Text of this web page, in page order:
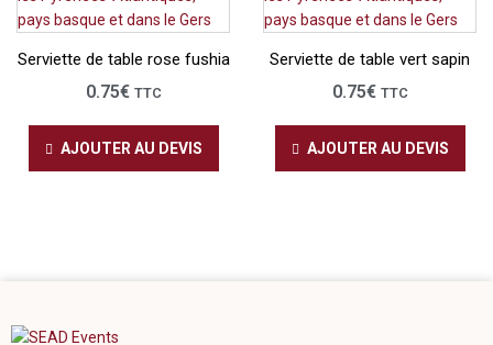
Serviette de table rose fushia
0.75€ TTC
AJOUTER AU DEVIS
Serviette de table vert sapin
0.75€ TTC
AJOUTER AU DEVIS